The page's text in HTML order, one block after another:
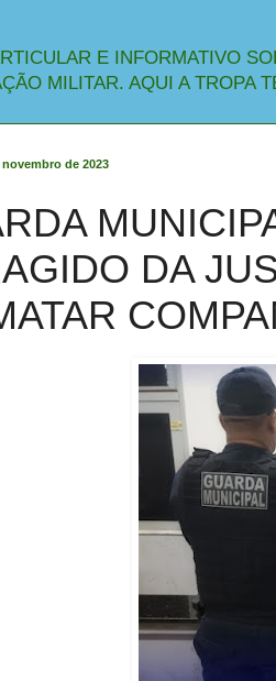
E INFORMATIVO
MILITAR. AQUI A TROPA
de 2023
DA